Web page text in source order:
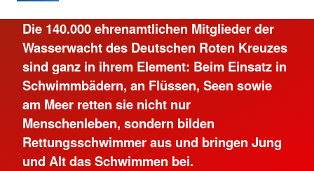
Die 140.000 ehrenamtlichen Mitglieder der
Wasserwacht des Deutschen Roten Kreuzes
sind ganz in ihrem Element: Beim Einsatz in
Schwimmbädern, an Flüssen, Seen sowie
am Meer retten sie nicht nur
Menschenleben, sondern bilden
Rettungsschwimmer aus und bringen Jung
und Alt das Schwimmen bei.